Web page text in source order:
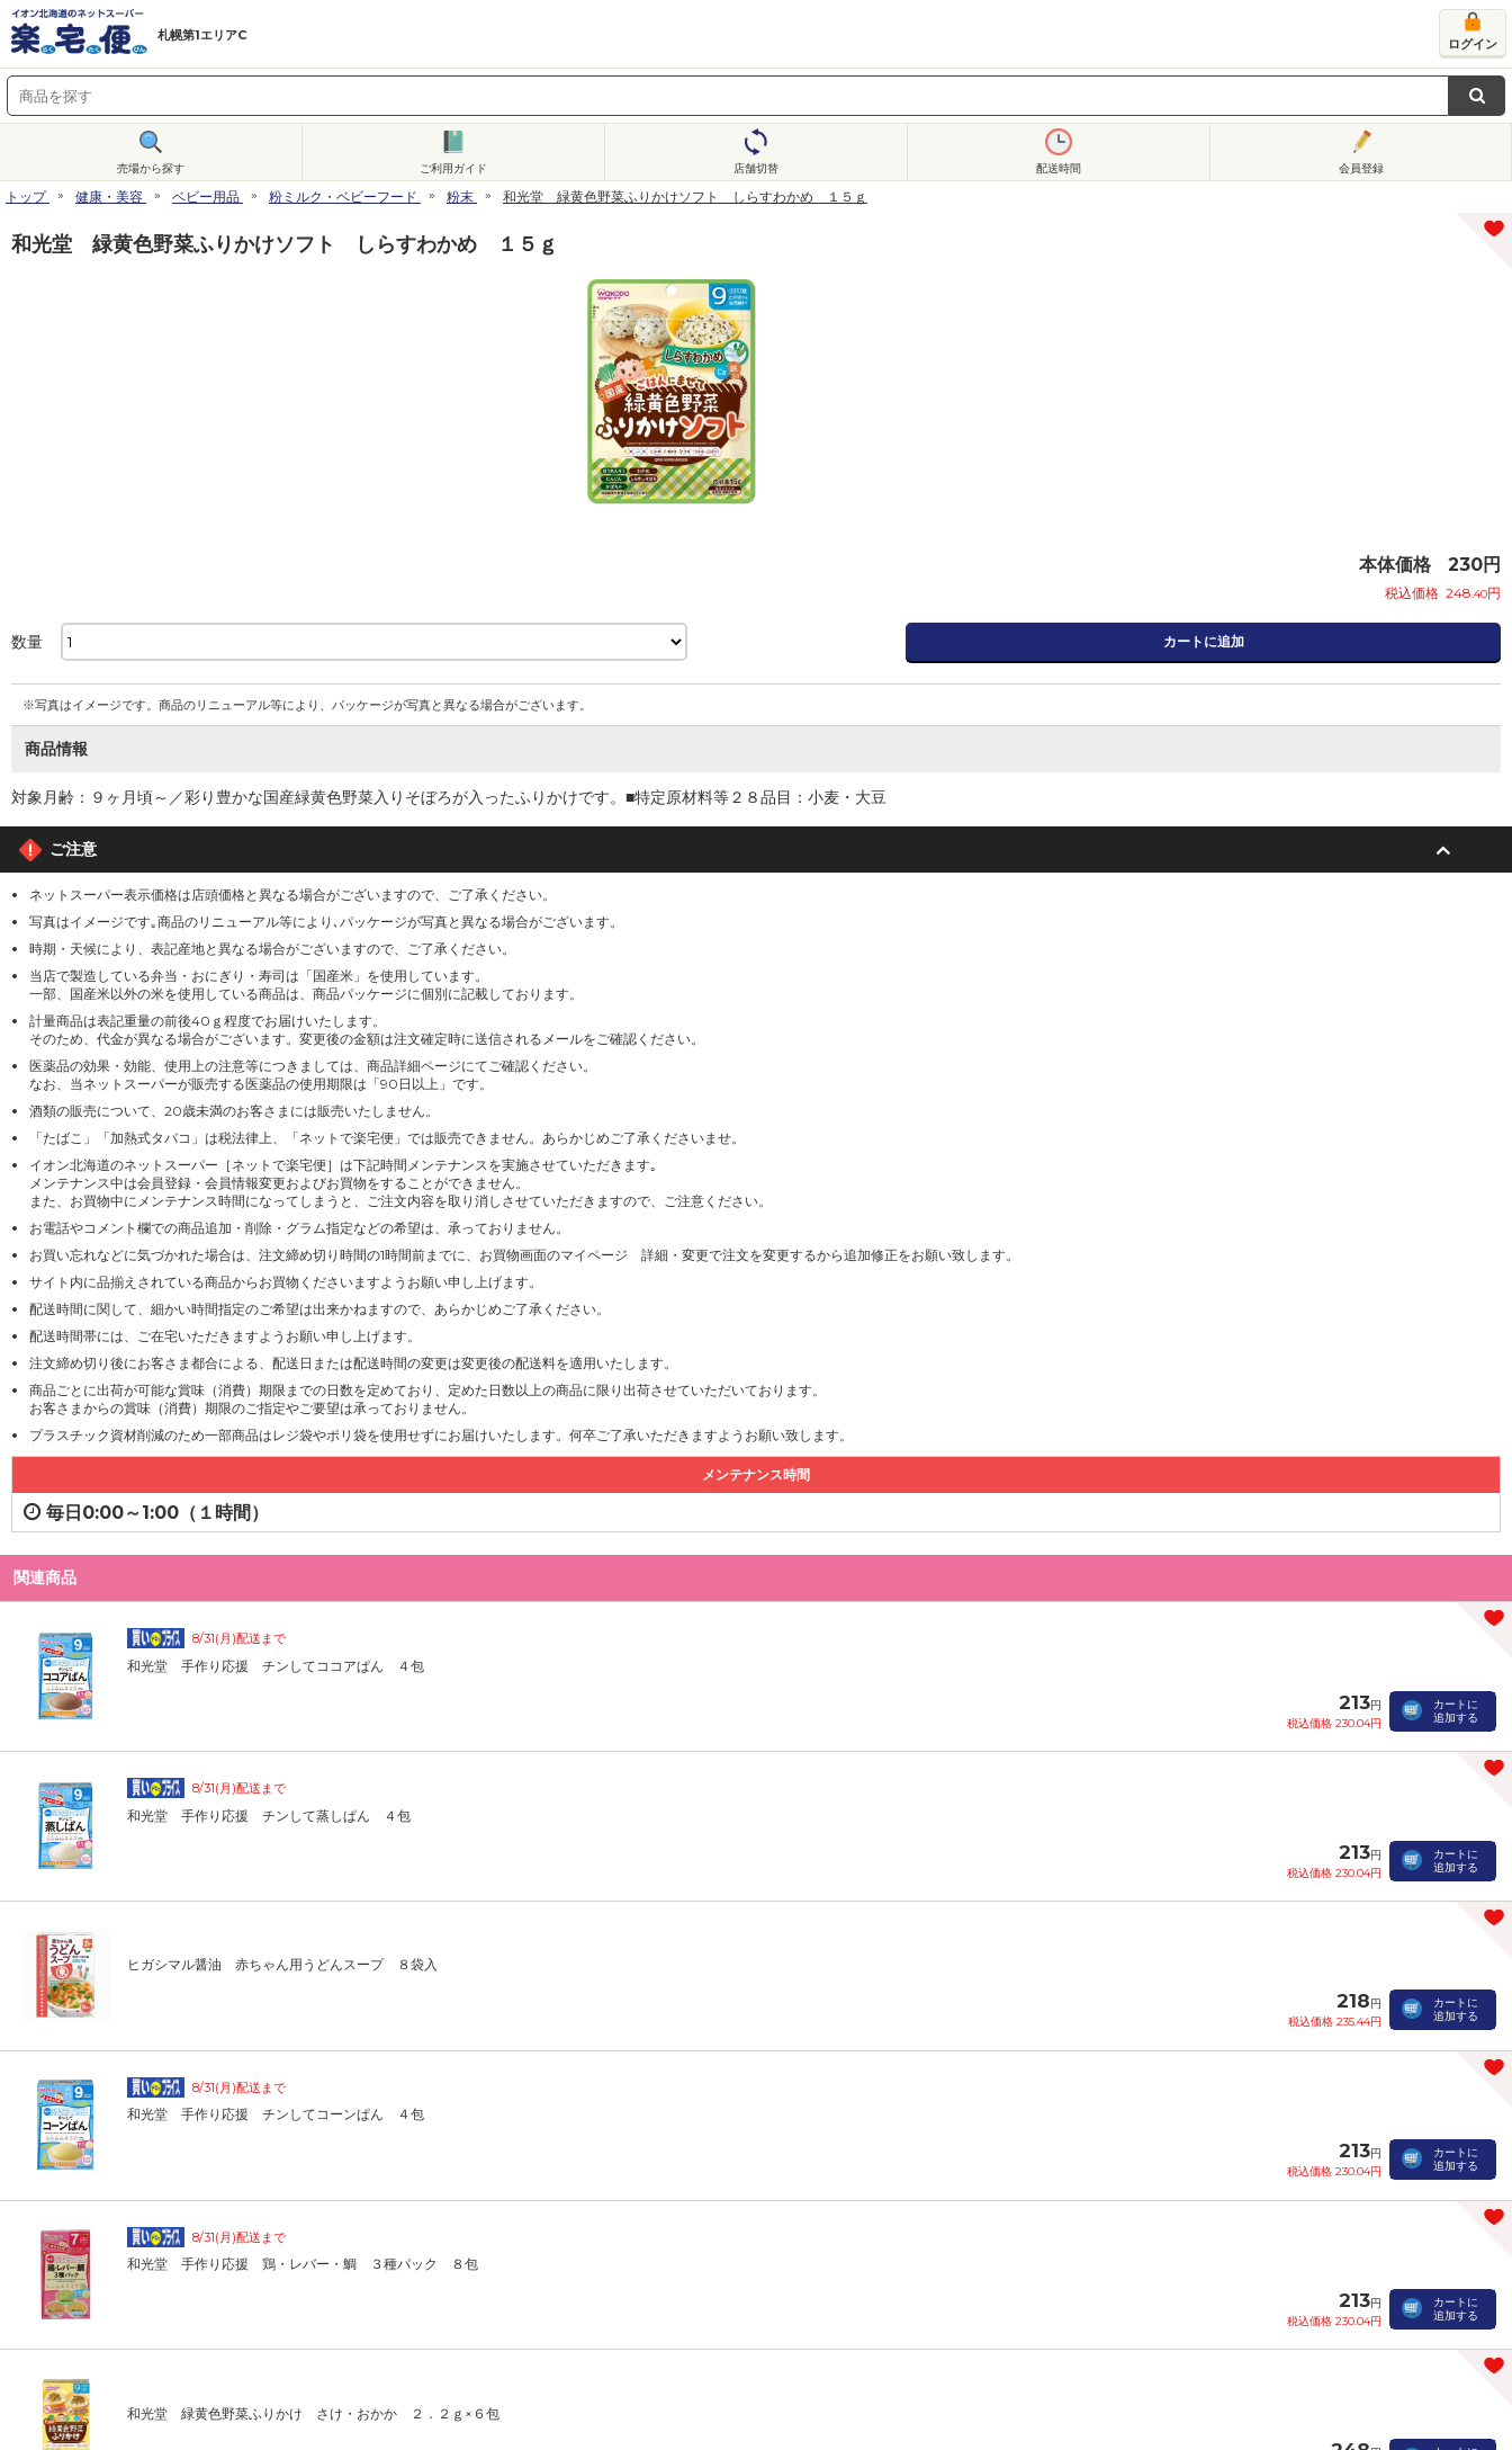
札幌第1エリアC
ログイン
売場から探す ご利用ガイド 店舗切替 配送時間 会員登録
トップ 健康・美容 ベビー用品 粉ミルク・ベビーフード 粉末 和光堂 緑黄色野菜ふりかけソフト しらすわかめ １５ｇ
和光堂 緑黄色野菜ふりかけソフト しらすわかめ １５ｇ
本体価格 230円
税込価格 248.40円
数量 カートに追加
※写真はイメージです。商品のリニューアル等により、パッケージが写真と異なる場合がございます。
商品情報
対象月齢：９ヶ月頃～／彩り豊かな国産緑黄色野菜入りそぼろが入ったふりかけです。■特定原材料等２８品目：小麦・大豆
ご注意
ネットスーパー表示価格は店頭価格と異なる場合がございますので、ご了承ください。
写真はイメージです｡商品のリニューアル等により､パッケージが写真と異なる場合がございます。
時期・天候により、表記産地と異なる場合がございますので、ご了承ください。
当店で製造している弁当・おにぎり・寿司は「国産米」を使用しています。
一部、国産米以外の米を使用している商品は、商品パッケージに個別に記載しております。
計量商品は表記重量の前後40ｇ程度でお届けいたします。
そのため、代金が異なる場合がございます。変更後の金額は注文確定時に送信されるメールをご確認ください。
医薬品の効果・効能、使用上の注意等につきましては、商品詳細ページにてご確認ください。
なお、当ネットスーパーが販売する医薬品の使用期限は「90日以上」です。
酒類の販売について、20歳未満のお客さまには販売いたしません。
「たばこ」「加熱式タバコ」は税法律上、「ネットで楽宅便」では販売できません。あらかじめご了承くださいませ。
イオン北海道のネットスーパー［ネットで楽宅便］は下記時間メンテナンスを実施させていただきます｡
メンテナンス中は会員登録・会員情報変更およびお買物をすることができません。
また、お買物中にメンテナンス時間になってしまうと、ご注文内容を取り消しさせていただきますので、ご注意ください。
お電話やコメント欄での商品追加・削除・グラム指定などの希望は、承っておりません。
お買い忘れなどに気づかれた場合は、注文締め切り時間の1時間前までに、お買物画面のマイページ 詳細・変更で注文を変更するから追加修正をお願い致します。
サイト内に品揃えされている商品からお買物くださいますようお願い申し上げます。
配送時間に関して、細かい時間指定のご希望は出来かねますので、あらかじめご了承ください。
配送時間帯には、ご在宅いただきますようお願い申し上げます。
注文締め切り後にお客さま都合による、配送日または配送時間の変更は変更後の配送料を適用いたします。
商品ごとに出荷が可能な賞味（消費）期限までの日数を定めており、定めた日数以上の商品に限り出荷させていただいております。
お客さまからの賞味（消費）期限のご指定やご要望は承っておりません。
プラスチック資材削減のため一部商品はレジ袋やポリ袋を使用せずにお届けいたします。何卒ご了承いただきますようお願い致します。
メンテナンス時間
毎日0:00～1:00（１時間）
関連商品
8/31(月)配送まで
和光堂 手作り応援 チンしてココアぱん ４包
213円
税込価格 230.04円
カートに
追加する
8/31(月)配送まで
和光堂 手作り応援 チンして蒸しぱん ４包
213円
税込価格 230.04円
カートに
追加する
ヒガシマル醤油 赤ちゃん用うどんスープ ８袋入
218円
税込価格 235.44円
カートに
追加する
8/31(月)配送まで
和光堂 手作り応援 チンしてコーンぱん ４包
213円
税込価格 230.04円
カートに
追加する
8/31(月)配送まで
和光堂 手作り応援 鶏・レバー・鯛 ３種パック ８包
213円
税込価格 230.04円
カートに
追加する
和光堂 緑黄色野菜ふりかけ さけ・おかか ２．２ｇ×６包